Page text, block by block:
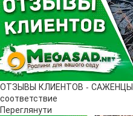
ОТЗЫВЫ КЛИЕНТОВ - САЖЕНЦЫ
соответствие
Переглянути